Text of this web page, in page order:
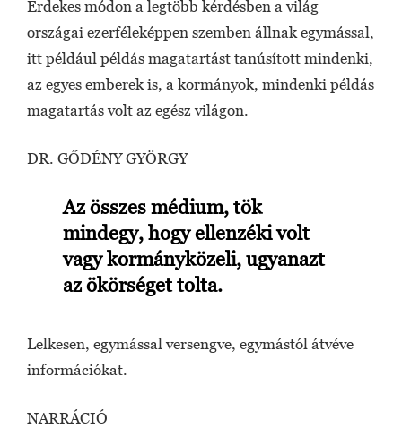
Érdekes módon a legtöbb kérdésben a világ
országai ezerféleképpen szemben állnak egymással,
itt például példás magatartást tanúsított mindenki,
az egyes emberek is, a kormányok, mindenki példás
magatartás volt az egész világon.
DR. GŐDÉNY GYÖRGY
Az összes médium, tök
mindegy, hogy ellenzéki volt
vagy kormányközeli, ugyanazt
az ökörséget tolta.
Lelkesen, egymással versengve, egymástól átvéve
információkat.
NARRÁCIÓ